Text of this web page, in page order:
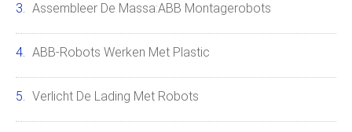
Assembleer De Massa:ABB Montagerobots
ABB-Robots Werken Met Plastic
Verlicht De Lading Met Robots